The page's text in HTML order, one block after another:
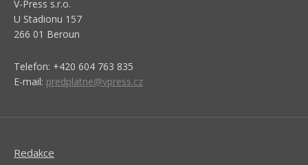
V-Press s.r.o.
U Stadionu 157
266 01 Beroun
Telefon: +420 604 763 835
E-mail: predplatne@vpress.cz
Redakce